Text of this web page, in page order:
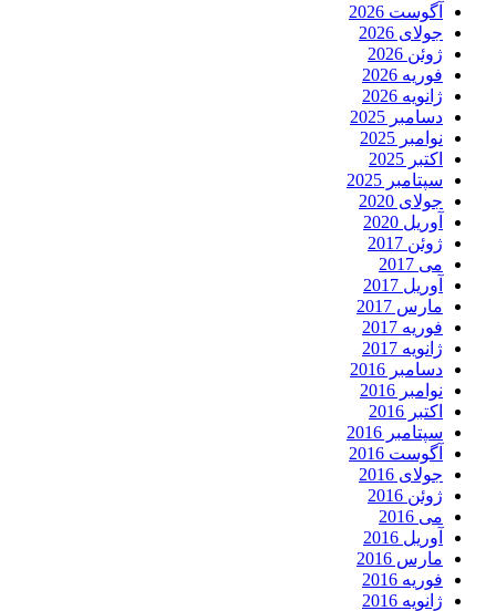
آگوست 2026
جولای 2026
ژوئن 2026
فوریه 2026
ژانویه 2026
دسامبر 2025
نوامبر 2025
اکتبر 2025
سپتامبر 2025
جولای 2020
آوریل 2020
ژوئن 2017
می 2017
آوریل 2017
مارس 2017
فوریه 2017
ژانویه 2017
دسامبر 2016
نوامبر 2016
اکتبر 2016
سپتامبر 2016
آگوست 2016
جولای 2016
ژوئن 2016
می 2016
آوریل 2016
مارس 2016
فوریه 2016
ژانویه 2016